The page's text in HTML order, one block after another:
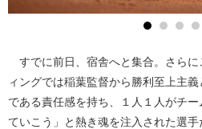
すでに前日、宿舎へと集合。さらに
ィングでは稲葉監督から勝利至上主
である責任感を持ち、１人１人がチ
ていこう」と熱き魂を注入された選